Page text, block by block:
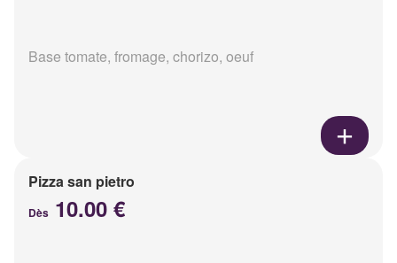
Base tomate, fromage, chorizo, oeuf
Pizza san pietro
Dès 10.00 €